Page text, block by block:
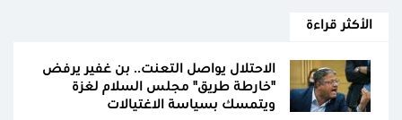
الأكثر قراءة
الاحتلال يواصل التعنت.. بن غفير يرفض
"خارطة طريق" مجلس السلام لغزة
ويتمسك بسياسة الاغتيالات